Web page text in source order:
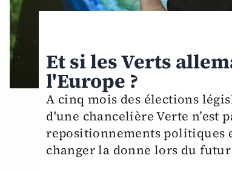
Et si les Verts
l'Europe ?
A cinq mois des élections
d'une chancelière Verte n’est
repositionnements politiques
changer la donne lors du